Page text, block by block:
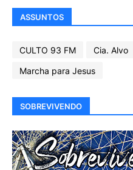
ASSUNTOS
CULTO 93 FM Cia. Alvo
Marcha para Jesus
SOBREVIVENDO